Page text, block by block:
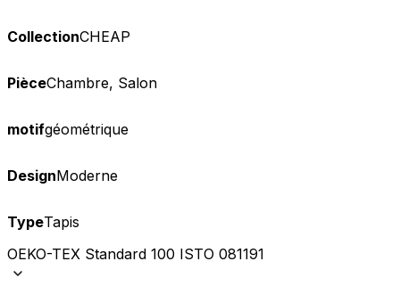
CollectionCHEAP
PièceChambre, Salon
motifgéométrique
DesignModerne
TypeTapis
OEKO-TEX Standard 100 ISTO 081191